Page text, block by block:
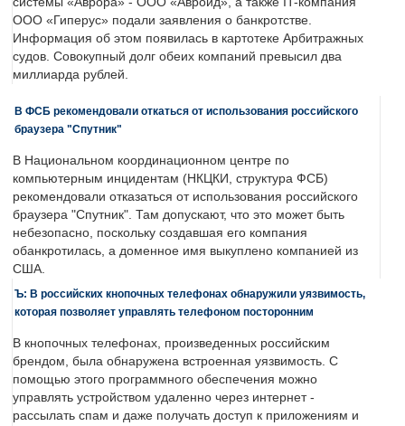
ООО «Гиперус» подали заявления о банкротстве.
Информация об этом появилась в картотеке Арбитражных
судов. Совокупный долг обеих компаний превысил два
миллиарда рублей.
В ФСБ рекомендовали откаться от использования российского
браузера "Спутник"
В Национальном координационном центре по
компьютерным инцидентам (НКЦКИ, структура ФСБ)
рекомендовали отказаться от использования российского
браузера "Спутник". Там допускают, что это может быть
небезопасно, поскольку создавшая его компания
обанкротилась, а доменное имя выкуплено компанией из
США.
Ъ: В российских кнопочных телефонах обнаружили уязвимость,
которая позволяет управлять телефоном посторонним
В кнопочных телефонах, произведенных российским
брендом, была обнаружена встроенная уязвимость. С
помощью этого программного обеспечения можно
управлять устройством удаленно через интернет -
рассылать спам и даже получать доступ к приложениям и